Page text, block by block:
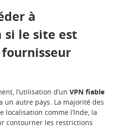
à
le site est
l’utilisation d’unVPN fiable
un autre pays. La majorité des
comme l’Inde, la
contourner les restrictions